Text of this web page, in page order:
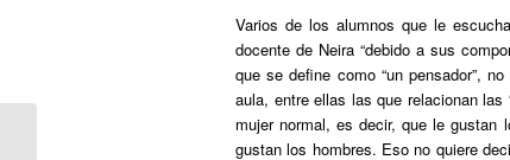
Varios de los alumnos que le
docente de Neira “debido a sus
que se define como “un pensador”,
aula, entre ellas las que relacionan las
mujer normal, es decir, que le gustan
gustan los hombres. Eso no quiere